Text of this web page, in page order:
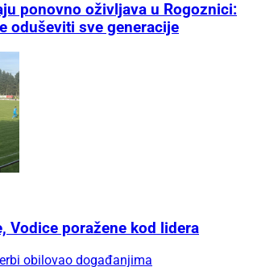
ponovno oživljava u Rogoznici:
oduševiti sve generacije
Vodice poražene kod lidera
obilovao događanjima